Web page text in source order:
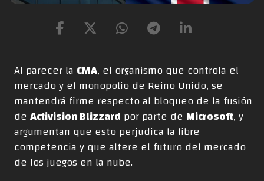
Al parecer la CMA, el organismo que controla el
mercado y el monopolio de Reino Unido, se
mantendrá firme respecto al bloqueo de la fusión
deActivision Blizzard por parte de Microsoft, y
argumentan que esto perjudica la libre
competencia y que altere el futuro del mercado
de los juegos en la nube.